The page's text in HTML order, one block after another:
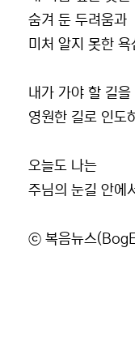
숨겨 둔 두려움과
미처 알지 못한
내가 가야 할 길
영원한 길로 인도
오늘도 나는
주님의 눈길 안에
ⓒ 복음뉴스